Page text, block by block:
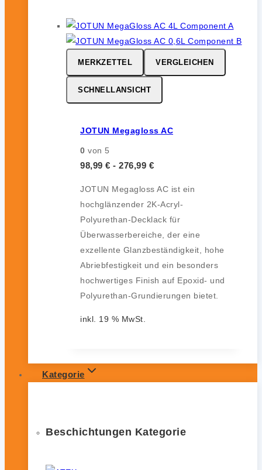
MERKZETTEL VERGLEICHEN
SCHNELLANSICHT
JOTUN Megagloss AC
0 von 5
98,99 € - 276,99 €
JOTUN Megagloss AC ist ein
hochglänzender 2K-Acryl-
Polyurethan-Decklack für
Überwasserbereiche, der eine
exzellente Glanzbeständigkeit, hohe
Abriebfestigkeit und ein besonders
hochwertiges Finish auf Epoxid- und
Polyurethan-Grundierungen bietet.
inkl. 19 % MwSt.
Kategorie
Beschichtungen Kategorie